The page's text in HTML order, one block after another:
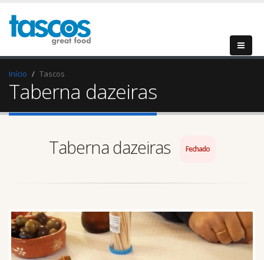
Início Tascos
Taberna dazeiras
Taberna dazeiras Fechado